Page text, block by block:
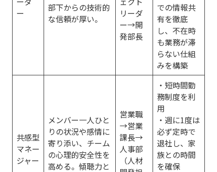
ー
部下からの技術的
な信頼が厚い。
リーダ
ー→開
発部長
での情報共
有を徹底
し、不在時
も業務が滞
らない仕組
みを構築
共感型
マネー
ジャー
メンバー一人ひと
りの状況や感情に
寄り添い、チーム
の心理的安全性を
高める。傾聴力と
営業職
→営業
課長→
人事部
（人材
・短時間勤
務制度を利
用
・週に1度は
必ず定時で
退社し、家
族との時間
を確保